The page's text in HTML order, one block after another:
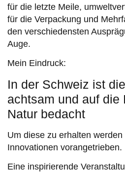
für die letzte Meile,
für die Verpackung und
den verschiedensten
Auge.
Mein Eindruck:
In der Schweiz ist
achtsam und auf die
Natur bedacht
Um diese zu erhalten
Innovationen vorangetrieben.
Eine inspirierende